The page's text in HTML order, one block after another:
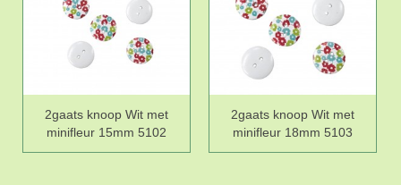
2gaats knoop Wit met
minifleur 15mm 5102
2gaats knoop Wit met
minifleur 18mm 5103